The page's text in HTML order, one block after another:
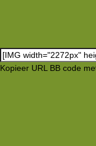
Kopieer URL BB code